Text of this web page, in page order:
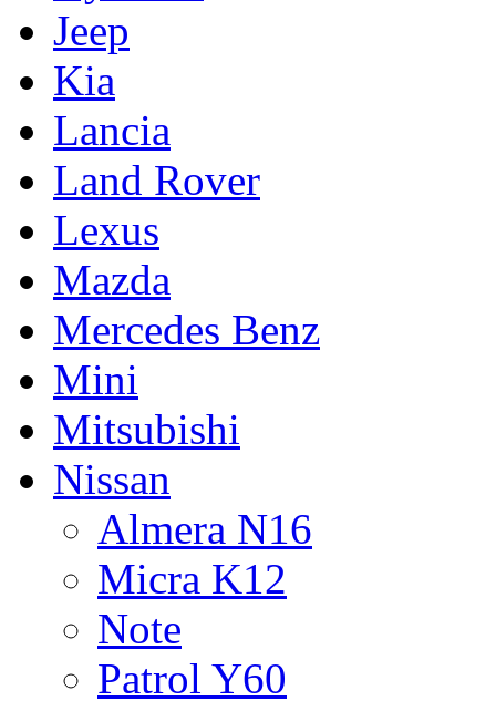
Jeep
Kia
Lancia
Land Rover
Lexus
Mazda
Mercedes Benz
Mini
Mitsubishi
Nissan
Almera N16
Micra K12
Note
Patrol Y60